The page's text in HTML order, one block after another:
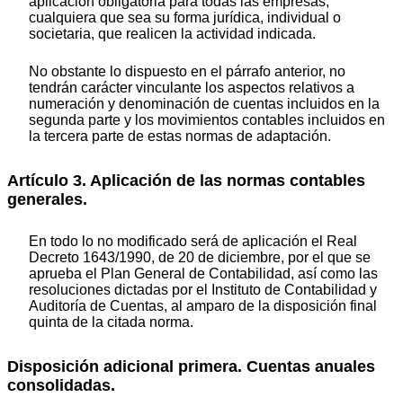
cualquiera que sea su forma jurídica, individual o
societaria, que realicen la actividad indicada.
No obstante lo dispuesto en el párrafo anterior, no
tendrán carácter vinculante los aspectos relativos a
numeración y denominación de cuentas incluidos en la
segunda parte y los movimientos contables incluidos en
la tercera parte de estas normas de adaptación.
Artículo 3. Aplicación de las normas contables
generales.
En todo lo no modificado será de aplicación el Real
Decreto 1643/1990, de 20 de diciembre, por el que se
aprueba el Plan General de Contabilidad, así como las
resoluciones dictadas por el Instituto de Contabilidad y
Auditoría de Cuentas, al amparo de la disposición final
quinta de la citada norma.
Disposición adicional primera. Cuentas anuales
consolidadas.